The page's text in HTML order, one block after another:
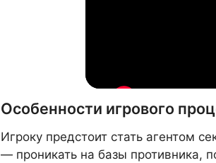
Особенности игрового
Игроку предстоит стать агентом
— проникать на базы противника,